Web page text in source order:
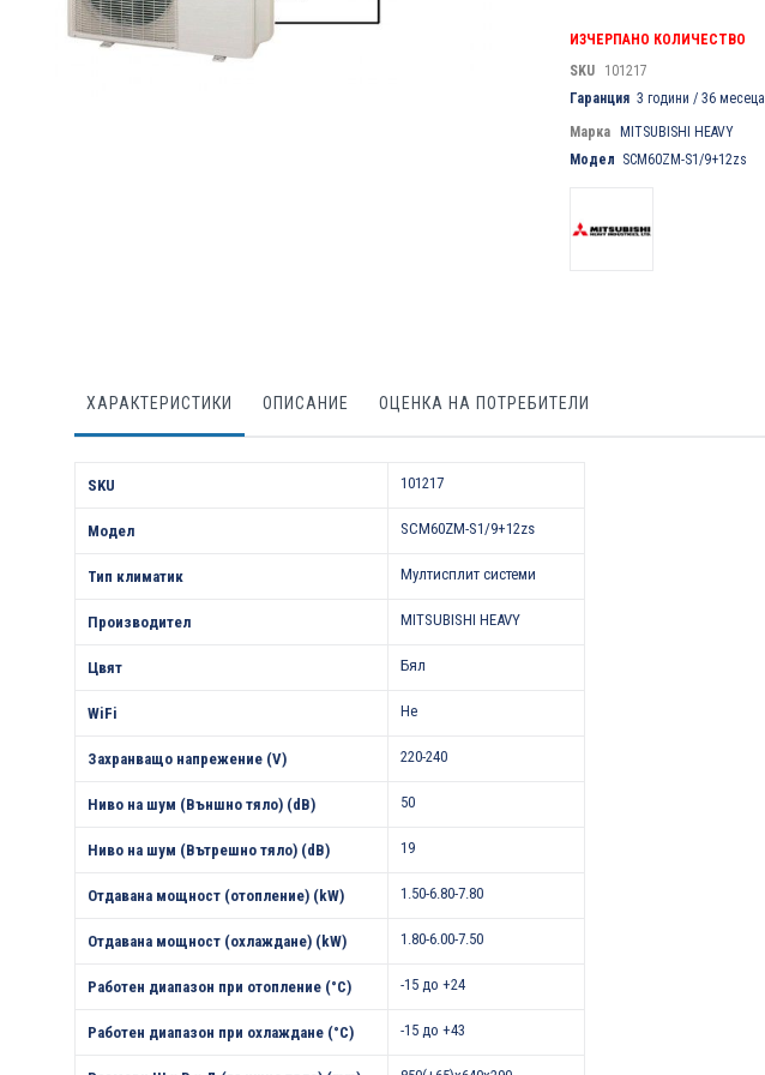
ИЗЧЕРПАНО КОЛИЧЕСТВО
SKU
101217
Гаранция 3 години / 36 месеца
Марка MITSUBISHI HEAVY
Модел SCM60ZM-S1/9+12zs
ХАРАКТЕРИСТИКИ ОПИСАНИЕ ОЦЕНКА НА ПОТРЕБИТЕЛИ
SKU
101217
Модел SCM60ZM-S1/9+12zs
Тип климатик Мултисплит системи
Производител MITSUBISHI HEAVY
Цвят Бял
WiFi Не
Захранващо напрежение (V) 220-240
Ниво на шум (Външно тяло) (dB) 50
Ниво на шум (Вътрешно тяло) (dB) 19
Отдавана мощност (отопление) (kW) 1.50-6.80-7.80
Отдавана мощност (охлаждане) (kW) 1.80-6.00-7.50
Работен диапазон при отопление (°С) -15 до +24
Работен диапазон при охлаждане (°С) -15 до +43